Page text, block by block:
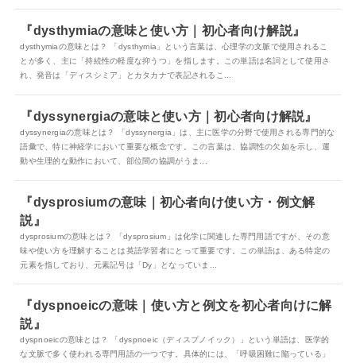
『dysthymiaの意味と使い方｜初心者向け解説』
dysthymiaの意味とは？ 「dysthymia」という言葉は、心理学の文脈で使用されるこ
とが多く、主に「持続性の軽度な抑うつ」を指します。この単語は名詞として使用さ
れ、発音は「ディスシミア」とカタカナで表記されるこ...
『dyssynergiaの意味と使い方｜初心者向け解説』
dyssynergiaの意味とは？ 「dyssynergia」は、主に医学の分野で使用される専門的な
語彙で、特に神経学において重要な概念です。この言葉は、協調性の欠如を示し、運
動や生理的な動作において、部位間の協調がうま...
『dysprosiumの意味｜初心者向け使い方・例文解
説』
dysprosiumの意味とは？ 「dysprosium」は化学に関連した専門用語ですが、その意
味や使い方を理解することは英語学習者にとって重要です。この単語は、ある特定の
元素を指しており、元素記号は「Dy」となっていま...
『dyspnoeicの意味｜使い方と例文を初心者向けに解
説』
dyspnoeicの意味とは？ 「dyspnoeic（ディスプノイック）」という単語は、医学的
な文脈で多く使われる専門用語の一つです。具体的には、「呼吸困難に陥っている」